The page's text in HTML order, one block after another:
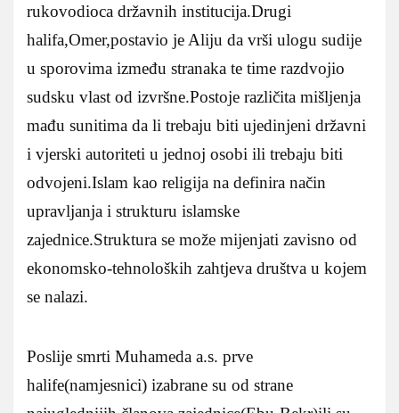
rukovodioca državnih institucija.Drugi
halifa,Omer,postavio je Aliju da vrši ulogu sudije
u sporovima između stranaka te time razdvojio
sudsku vlast od izvršne.Postoje različita mišljenja
mađu sunitima da li trebaju biti ujedinjeni državni
i vjerski autoriteti u jednoj osobi ili trebaju biti
odvojeni.Islam kao religija na definira način
upravljanja i strukturu islamske
zajednice.Struktura se može mijenjati zavisno od
ekonomsko-tehnoloških zahtjeva društva u kojem
se nalazi.
Poslije smrti Muhameda a.s. prve
halife(namjesnici) izabrane su od strane